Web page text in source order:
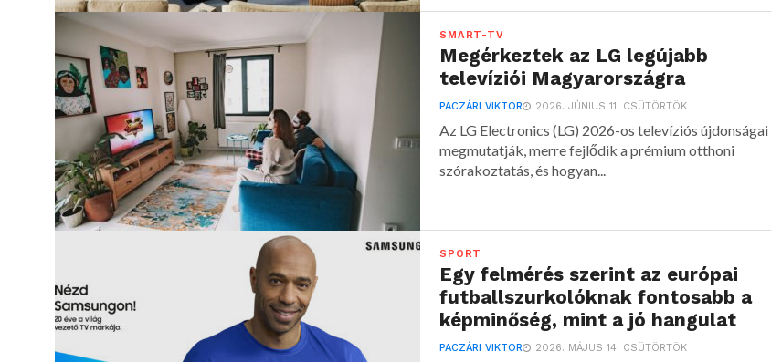
SMART-TV
Megérkeztek az LG legújabb
televíziói Magyarországra
PACZÁRI VIKTOR 2026. JÚNIUS 11. CSÜTÖRTÖK
Az LG Electronics (LG) 2026-os televíziós újdonságai
megmutatják, merre fejlődik a prémium otthoni
szórakoztatás, és hogyan...
SPORT
Egy felmérés szerint az európai
futballszurkolóknak fontosabb a
képminőség, mint a jó hangulat
PACZÁRI VIKTOR 2026. MÁJUS 14. CSÜTÖRTÖK